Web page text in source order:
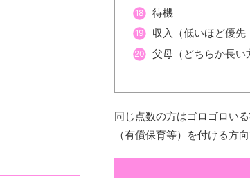
待機
収入（低いほど優先
父母（どちらか長い
同じ点数の方はゴロゴロい
（有償保育等）を付ける方